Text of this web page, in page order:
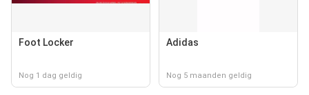
Foot Locker
Nog 1 dag geldig
Adidas
Nog 5 maanden geldig